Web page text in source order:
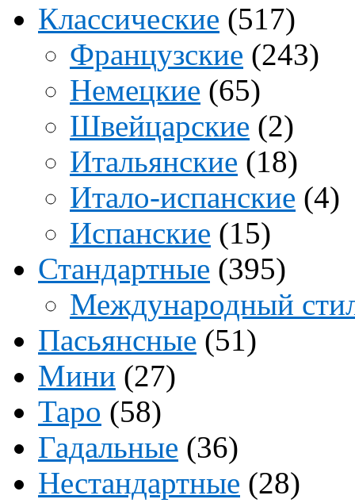
Классические (517)
Французские (243)
Немецкие (65)
Швейцарские (2)
Итальянские (18)
Итало-испанские (4)
Испанские (15)
Стандартные (395)
Международный
Пасьянсные (51)
Мини (27)
Таро (58)
Гадальные (36)
Нестандартные (28)